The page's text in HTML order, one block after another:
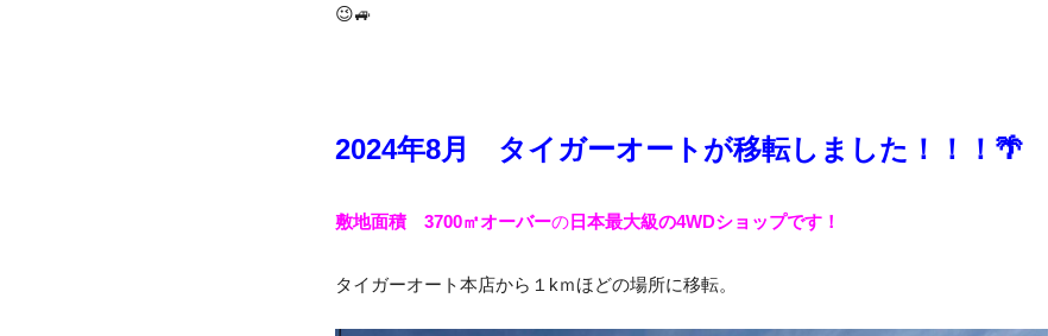
😉🚙
2024年8月 タイガーオートが移転しました！！！🌴
敷地面積 3700㎡オーバーの 日本最大級の4WDショップです！
タイガーオート本店から１kｍほどの場所に移転。